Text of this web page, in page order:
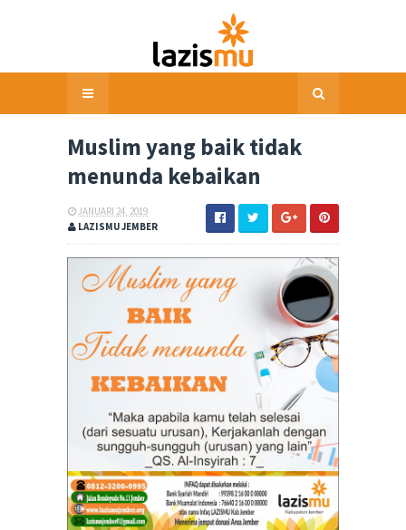
Muslim yang baik tidak
menunda kebaikan
JANUARI 24, 2019
LAZISMU JEMBER